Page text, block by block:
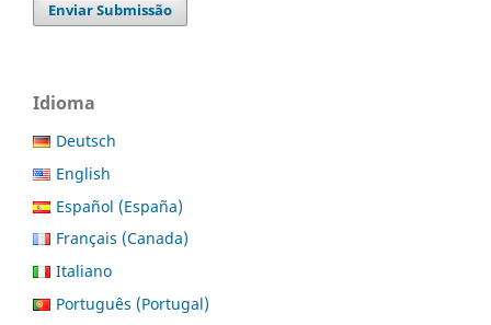
Enviar Submissão
Idioma
Deutsch
English
Español (España)
Français (Canada)
Italiano
Português (Portugal)